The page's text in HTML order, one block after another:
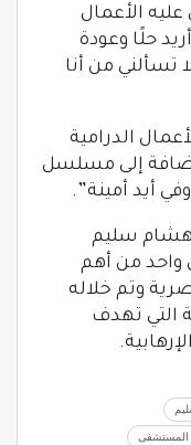
الأعمال
حلًا وعودة
تسألني من أنا
الدرامية
إلى مسلسل
أيد أمينة”.
هشام سليم
واحد من أهم
وتم خلاله
التي تهدف
المستشفى